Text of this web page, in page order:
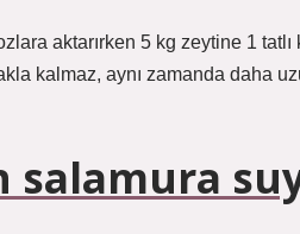
aktarırken 5 kg zeytine 1
kalmaz, aynı zamanda daha